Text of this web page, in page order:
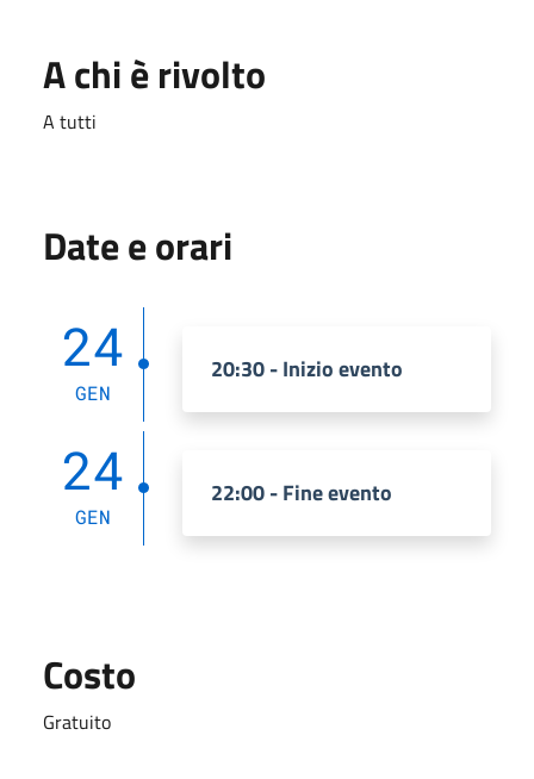
A chi è rivolto
A tutti
Date e orari
24
GEN
20:30 - Inizio evento
24
GEN
22:00 - Fine evento
Costo
Gratuito